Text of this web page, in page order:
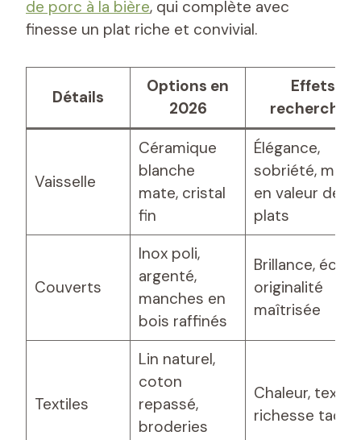
de porc à la bière, qui complète avec
finesse un plat riche et convivial.
Détails
Options en
2026
Effets
recherchés
Vaisselle
Céramique
blanche
mate, cristal
fin
Élégance,
sobriété, mise
en valeur des
plats
Couverts
Inox poli,
argenté,
manches en
bois raffinés
Brillance, éclat,
originalité
maîtrisée
Textiles
Lin naturel,
coton
repassé,
broderies
Chaleur,
richesse